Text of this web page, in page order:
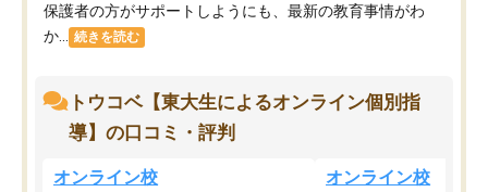
保護者の方がサポートしようにも、最新の教育事情がわ
か...
続きを読む
トウコベ【東大生によるオンライン個別指
導】の口コミ・評判
オンライン校 オンライン校